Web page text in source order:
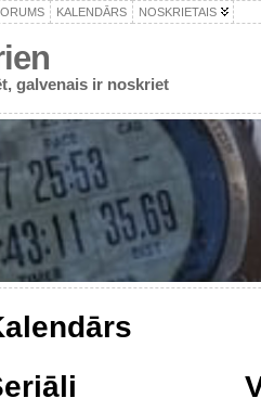
KALENDĀRS NOSKRIETAIS
galvenais ir noskriet